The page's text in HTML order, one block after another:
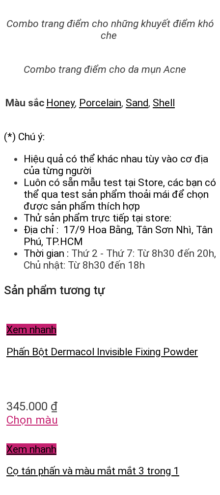
Combo trang điểm cho những khuyết điểm khó
che
Combo trang điểm cho da mụn Acne
Màu sắc Honey, Porcelain, Sand, Shell
(*) Chú ý:
Hiệu quả có thể khác nhau tùy vào cơ địa
của từng người
Luôn có sẵn mẫu test tại Store, các bạn có
thể qua test sản phẩm thoải mái để chọn
được sản phẩm thích hợp
Thử sản phẩm trực tiếp tại store:
Địa chỉ : 17/9 Hoa Bằng, Tân Sơn Nhì, Tân
Phú, TP.HCM
Thời gian : Thứ 2 - Thứ 7: Từ 8h30 đến 20h,
Chủ nhật: Từ 8h30 đến 18h
Sản phẩm tương tự
Xem nhanh
Phấn Bột Dermacol Invisible Fixing Powder
345.000 ₫
Chọn màu
Xem nhanh
Cọ tán phấn và màu mắt mắt 3 trong 1